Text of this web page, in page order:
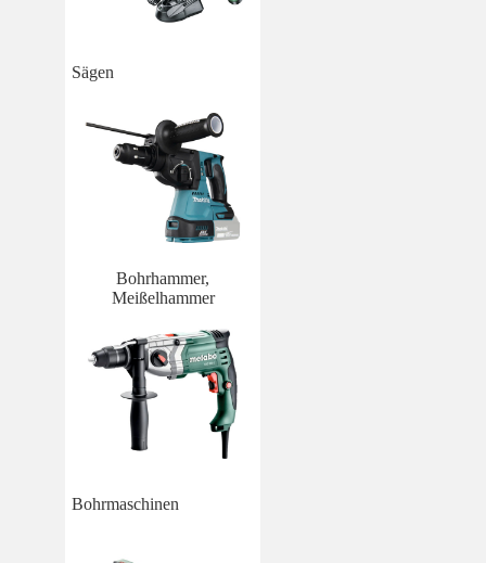
Sägen
Bohrhammer,
Meißelhammer
Bohrmaschinen